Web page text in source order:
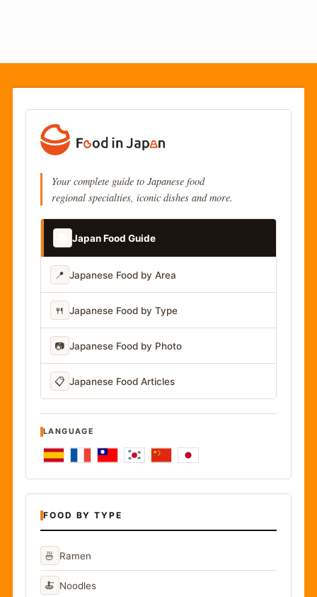
Your complete guide to Japanese food
regional specialties, iconic dishes and more.
Japan Food Guide
📍 Japanese Food by Area
🍴 Japanese Food by Type
📷 Japanese Food by Photo
📋 Japanese Food Articles
LANGUAGE
FOOD BY TYPE
🍜 Ramen
🍝 Noodles